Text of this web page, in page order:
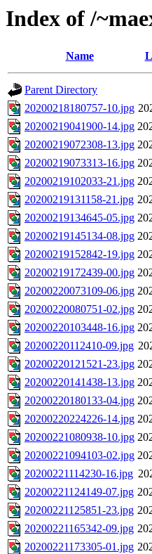
Index of /
Name
Parent Directory
20200218180757-10.jpg
20200219041900-14.jpg
20200219072308-13.jpg
20200219073313-16.jpg
20200219102033-21.jpg
20200219131158-21.jpg
20200219134645-05.jpg
20200219145134-08.jpg
20200219152842-19.jpg
20200219172439-00.jpg
20200220073109-06.jpg
20200220080751-02.jpg
20200220103448-16.jpg
20200220112410-09.jpg
20200220121521-23.jpg
20200220141438-13.jpg
20200220180133-04.jpg
20200220224226-14.jpg
20200221080938-10.jpg
20200221094103-02.jpg
20200221114230-16.jpg
20200221124149-07.jpg
20200221125851-23.jpg
20200221165342-09.jpg
20200221173305-01.jpg